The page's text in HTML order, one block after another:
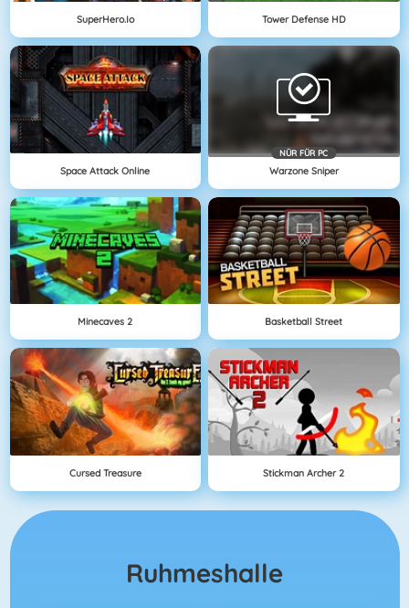
SuperHero.io Tower Defense HD
Space Attack Online
NÜR FÜR PC
Warzone Sniper
Minecaves 2 Basketball Street
Cursed Treasure Stickman Archer 2
Ruhmeshalle